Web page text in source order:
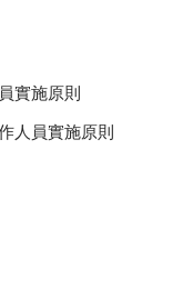
實施原則
人員實施原則